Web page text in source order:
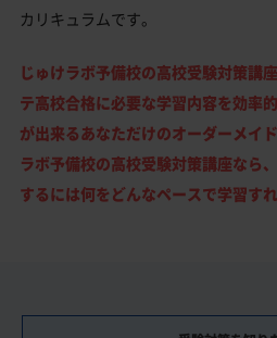
カリキュラムです。
じゅけラボ予備校の高校受験対策講
テ高校合格に必要な学習内容を効率
が出来るあなただけのオーダーメイ
ラボ予備校の高校受験対策講座なら
するには何をどんなペースで学習す